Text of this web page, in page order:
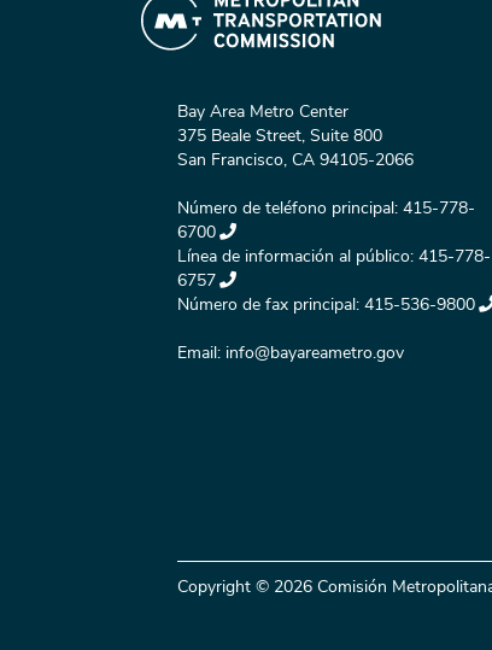
Bay Area Metro Center
375 Beale Street, Suite 800
San Francisco, CA 94105-2066
Número de teléfono principal: 415-778-
6700
Línea de información al público: 415-778-
6757
Número de fax principal: 415-536-9800
Email: info@bayareametro.gov
Copyright © 2026 Comisión